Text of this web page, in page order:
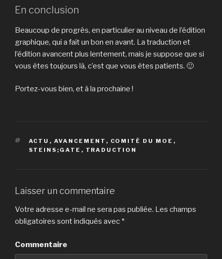
En conclusion
Beaucoup de progrès, en particulier au niveau de l’édition
graphique, qui a fait un bon en avant. La traduction et
l’édition avancent plus lentement, mais je suppose que si
vous êtes toujours là, c’est que vous êtes patients. 🙂
Portez-vous bien, et à la prochaine !
ÉTIQUETTES
ACTU , AVANCEMENT , COMITÉ DU MOE ,
STEINS;GATE , TRADUCTION
Laisser un commentaire
Votre adresse e-mail ne sera pas publiée. Les champs
obligatoires sont indiqués avec *
Commentaire